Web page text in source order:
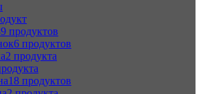
продуктов
6 продуктов
2 продукта
18 продуктов